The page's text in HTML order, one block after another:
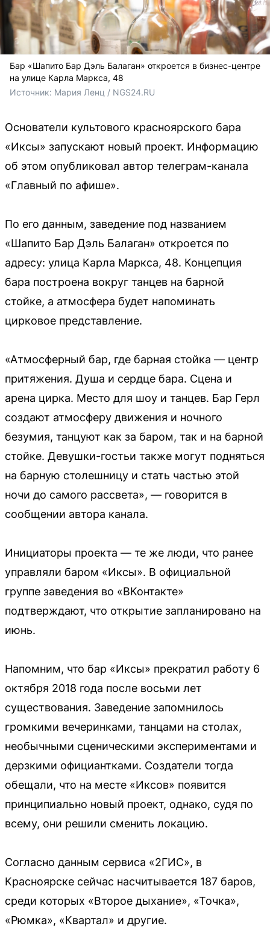
Бар «Шапито Бар Дэль Балаган» откроется в бизнес-центре
на улице Карла Маркса, 48
Источник: Мария Ленц / NGS24.RU
Основатели культового красноярского бара
«Иксы» запускают новый проект. Информацию
об этом опубликовал автор телеграм-канала
«Главный по афише».
По его данным, заведение под названием
«Шапито Бар Дэль Балаган» откроется по
адресу: улица Карла Маркса, 48. Концепция
бара построена вокруг танцев на барной
стойке, а атмосфера будет напоминать
цирковое представление.
«Атмосферный бар, где барная стойка — центр
притяжения. Душа и сердце бара. Сцена и
арена цирка. Место для шоу и танцев. Бар Герл
создают атмосферу движения и ночного
безумия, танцуют как за баром, так и на барной
стойке. Девушки-гостьи также могут подняться
на барную столешницу и стать частью этой
ночи до самого рассвета», — говорится в
сообщении автора канала.
Инициаторы проекта — те же люди, что ранее
управляли баром «Иксы». В официальной
группе заведения во «ВКонтакте»
подтверждают, что открытие запланировано на
июнь.
Напомним, что бар «Иксы» прекратил работу 6
октября 2018 года после восьми лет
существования. Заведение запомнилось
громкими вечеринками, танцами на столах,
необычными сценическими экспериментами и
дерзкими официантками. Создатели тогда
обещали, что на месте «Иксов» появится
принципиально новый проект, однако, судя по
всему, они решили сменить локацию.
Согласно данным сервиса «2ГИС», в
Красноярске сейчас насчитывается 187 баров,
среди которых «Второе дыхание», «Точка»,
«Рюмка», «Квартал» и другие.